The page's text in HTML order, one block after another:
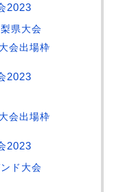
2023
県大会
会出場枠
2023
会出場枠
2023
ド大会